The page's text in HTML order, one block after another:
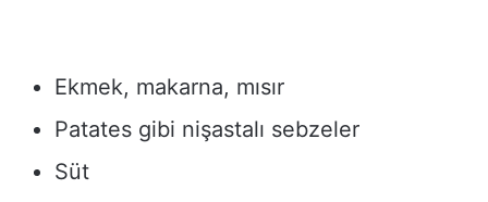
Ekmek, makarna, mısır
Patates gibi nişastalı sebzeler
Süt